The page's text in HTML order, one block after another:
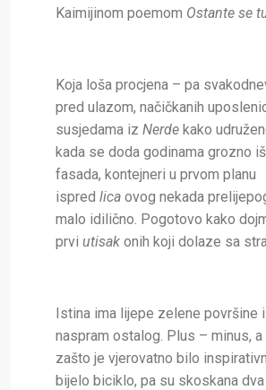
Kaimijinom poemom Ostante se
Koja loša procjena – pa
pred ulazom, načičkanih
susjedama iz Nerde kako
kada se doda godinama grozno
fasada, kontejneri u prvom planu
ispred lica ovog nekada
malo idilično. Pogotovo kako
prvi utisak onih koji dolaze sa
Istina ima lijepe zelene površine
naspram ostalog. Plus – minus,
zašto je vjerovatno bilo
bijelo biciklo, pa su skoskana